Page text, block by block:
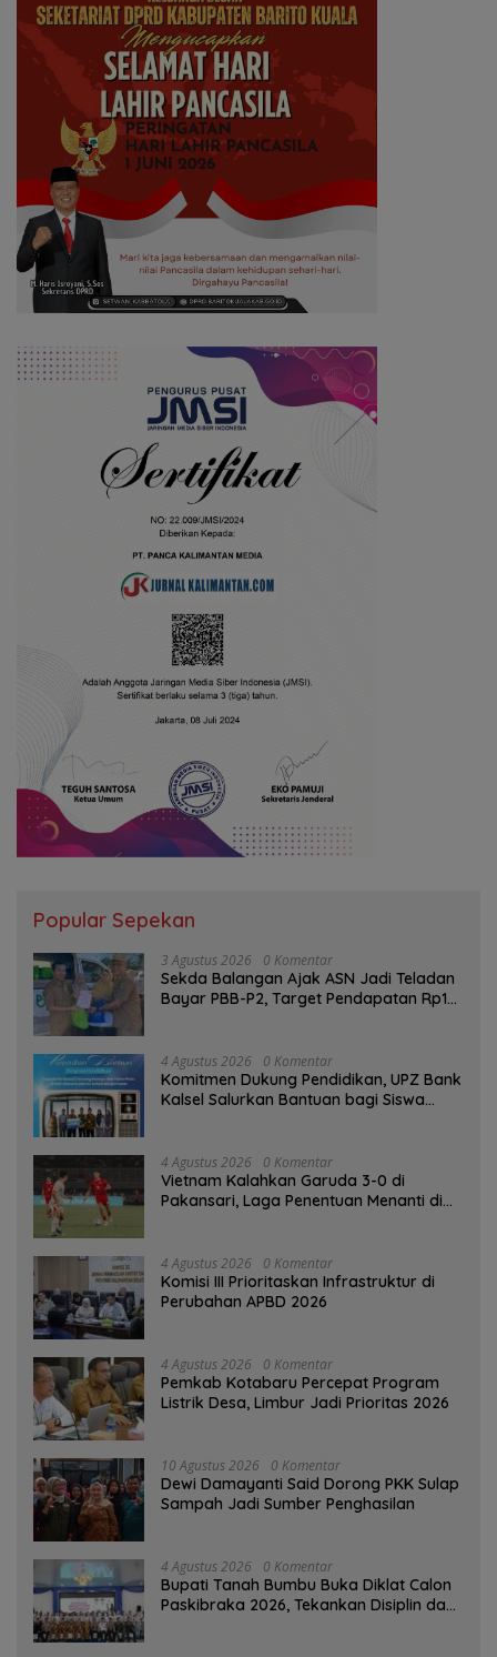
Popular Sepekan
3 Agustus 2026 0 Komentar
Sekda Balangan Ajak ASN Jadi Teladan
Bayar PBB-P2, Target Pendapatan Rp1
4 Agustus 2026 0 Komentar
Komitmen Dukung Pendidikan, UPZ Bank
Kalsel Salurkan Bantuan bagi Siswa
4 Agustus 2026 0 Komentar
Vietnam Kalahkan Garuda 3-0 di
Pakansari, Laga Penentuan Menanti di
4 Agustus 2026 0 Komentar
‎Komisi III Prioritaskan Infrastruktur di
Perubahan APBD 2026
4 Agustus 2026 0 Komentar
Pemkab Kotabaru Percepat Program
Listrik Desa, Limbur Jadi Prioritas 2026
10 Agustus 2026 0 Komentar
Dewi Damayanti Said Dorong PKK Sulap
Sampah Jadi Sumber Penghasilan
4 Agustus 2026 0 Komentar
Bupati Tanah Bumbu Buka Diklat Calon
Paskibraka 2026, Tekankan Disiplin dan